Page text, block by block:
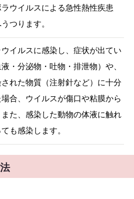
ウイルスによる急性熱性疾患
つります。
イルスに感染し、症状が出てい
・分泌物・吐物・排泄物）や、
れた物質（注射針など）に十分
合、ウイルスが傷口や粘膜から
た、感染した動物の体液に触れ
も感染します。